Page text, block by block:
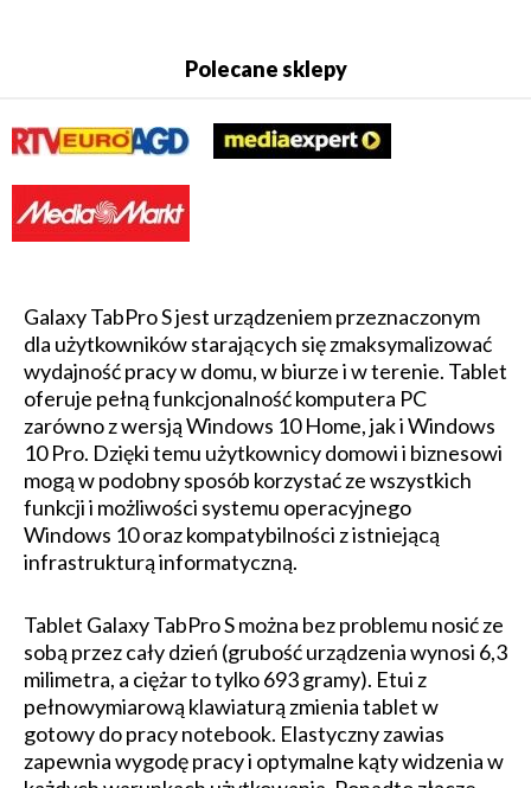
Polecane sklepy
Galaxy TabPro S jest urządzeniem przeznaczonym
dla użytkowników starających się zmaksymalizować
wydajność pracy w domu, w biurze i w terenie. Tablet
oferuje pełną funkcjonalność komputera PC
zarówno z wersją Windows 10 Home, jak i Windows
10 Pro. Dzięki temu użytkownicy domowi i biznesowi
mogą w podobny sposób korzystać ze wszystkich
funkcji i możliwości systemu operacyjnego
Windows 10 oraz kompatybilności z istniejącą
infrastrukturą informatyczną.
Tablet Galaxy TabPro S można bez problemu nosić ze
sobą przez cały dzień (grubość urządzenia wynosi 6,3
milimetra, a ciężar to tylko 693 gramy). Etui z
pełnowymiarową klawiaturą zmienia tablet w
gotowy do pracy notebook. Elastyczny zawias
zapewnia wygodę pracy i optymalne kąty widzenia w